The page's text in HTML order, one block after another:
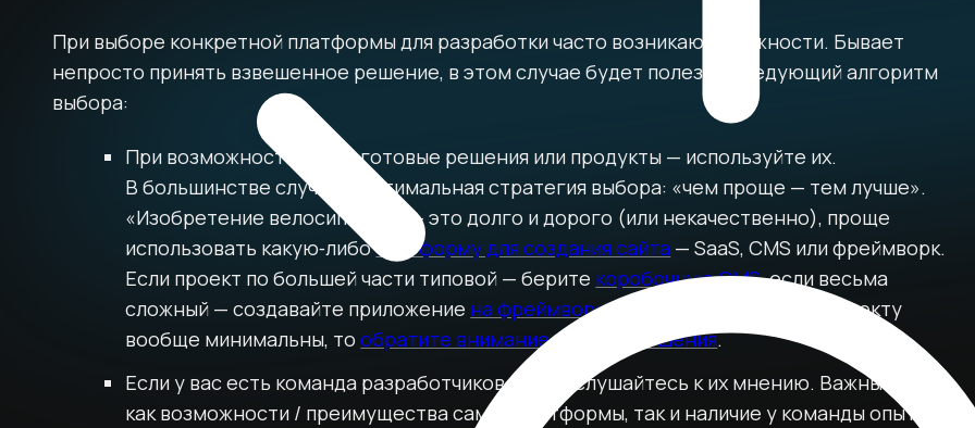
При выборе конкретной платформы для разработки часто возникают сложности. Бывает
непросто принять взвешенное решение, в этом случае будет полезен следующий алгоритм
выбора:
При возможности найти готовые решения или продукты — используйте их.
В большинстве случаев, оптимальная стратегия выбора: «чем проще — тем лучше».
«Изобретение велосипедов» — это долго и дорого (или некачественно), проще
использовать какую‑либоплатформу для создания сайта — SaaS, CMS или фреймворк.
Если проект по большей части типовой — берите коробочную CMS, если весьма
сложный — создавайте приложение на фреймворке. А если требования к проекту
вообще минимальны, тообратите внимание на SaaS‑решения.
Если у вас есть команда разработчиков, то прислушайтесь к их мнению. Важны
как возможности / преимущества самой платформы, так и наличие у команды опыта